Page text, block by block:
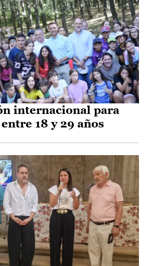
internacional para
18 y 29 años